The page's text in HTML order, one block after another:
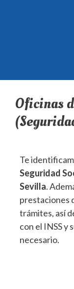
Oficinas
Te
Seguridad
Sevilla.
prestaciones
trámites, así
con el INSS y
necesario.